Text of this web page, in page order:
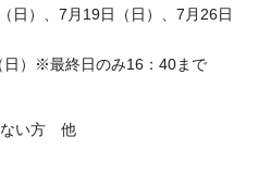
）、7月19日（日）、7月26日
※最終日のみ16：40まで
ない方 他